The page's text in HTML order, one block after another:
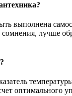
выполнена
лучше
оптимального